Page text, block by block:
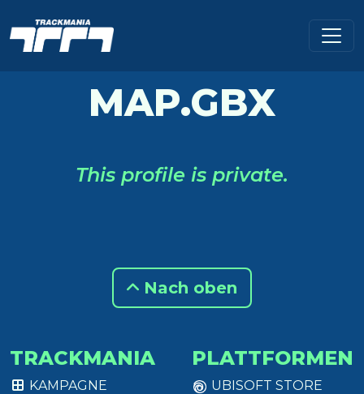
MAP.GBX
This profile is private.
Nach oben
TRACKMANIA
KAMPAGNE
PLATTFORMEN
UBISOFT STORE